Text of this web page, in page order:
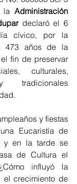
la Administración
declaró el 6
cívico, por la
473 años de la
fin de preservar
culturales,
tradicionales
y fiestas
Eucaristía de
y en la tarde se
de Cultura el
influyó la
el crecimiento de